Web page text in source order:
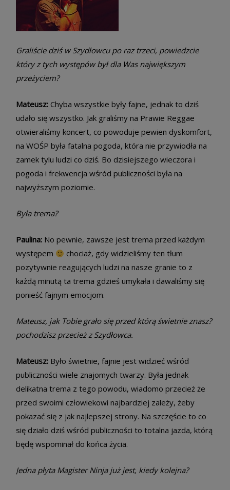
Graliście dziś w Szydłowcu po raz trzeci, powiedzcie
który z tych występów był dla Was największym
przeżyciem?
Mateusz: Chyba wszystkie były fajne, jednak to dziś
udało się wszystko. Jak graliśmy na Prawie Reggae
otwieraliśmy koncert, co powoduje pewien dyskomfort,
na WOŚP była fatalna pogoda, która nie przywiodła na
zamek tylu ludzi co dziś. Bo dzisiejszego wieczora i
pogoda i frekwencja wśród publiczności była na
najwyższym poziomie.
Była trema?
Paulina: No pewnie, zawsze jest trema przed każdym
występem
chociaż, gdy widzieliśmy ten tłum
pozytywnie reagujących ludzi na nasze granie to z
każdą minutą ta trema gdzieś umykała i dawaliśmy się
ponieść fajnym emocjom.
Mateusz, jak Tobie grało się przed którą świetnie znasz?
pochodzisz przecież z Szydłowca.
Mateusz: Było świetnie, fajnie jest widzieć wśród
publiczności wiele znajomych twarzy. Była jednak
delikatna trema z tego powodu, wiadomo przecież że
przed swoimi człowiekowi najbardziej zależy, żeby
pokazać się z jak najlepszej strony. Na szczęście to co
się działo dziś wśród publiczności to totalna jazda, którą
będę wspominał do końca życia.
Jedna płyta Magister Ninja już jest, kiedy kolejna?